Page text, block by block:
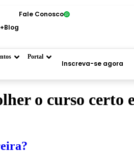
Blog
Fale Conosco
Portal
Inscreva-se agora
o curso certo